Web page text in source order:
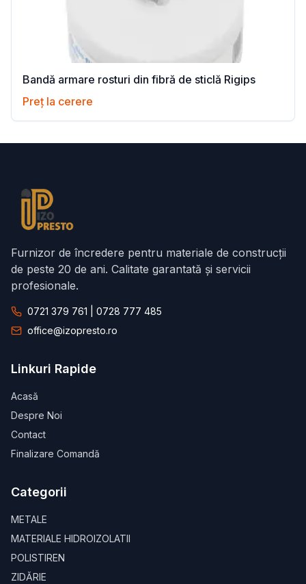
Bandă armare rosturi din fibră de sticlă Rigips
Preț la cerere
Furnizor de încredere pentru materiale de construcții
de peste 20 de ani. Calitate garantată și servicii
profesionale.
0721 379 761 | 0728 777 485
office@izopresto.ro
Linkuri Rapide
Acasă
Despre Noi
Contact
Finalizare Comandă
Categorii
METALE
MATERIALE HIDROIZOLATII
POLISTIREN
ZIDĂRIE